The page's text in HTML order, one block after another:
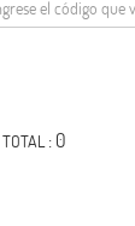
TOTAL: 0